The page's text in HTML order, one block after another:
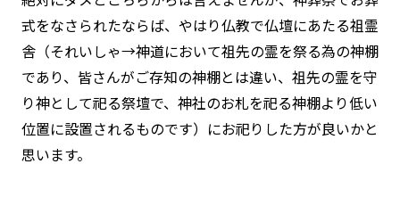
式をなさられたならば、やはり仏教で仏壇にあたる祖霊
舎（それいしゃ→神道において祖先の霊を祭る為の神棚
であり、皆さんがご存知の神棚とは違い、祖先の霊を守
り神として祀る祭壇で、神社のお札を祀る神棚より低い
位置に設置されるものです）にお祀りした方が良いかと
思います。